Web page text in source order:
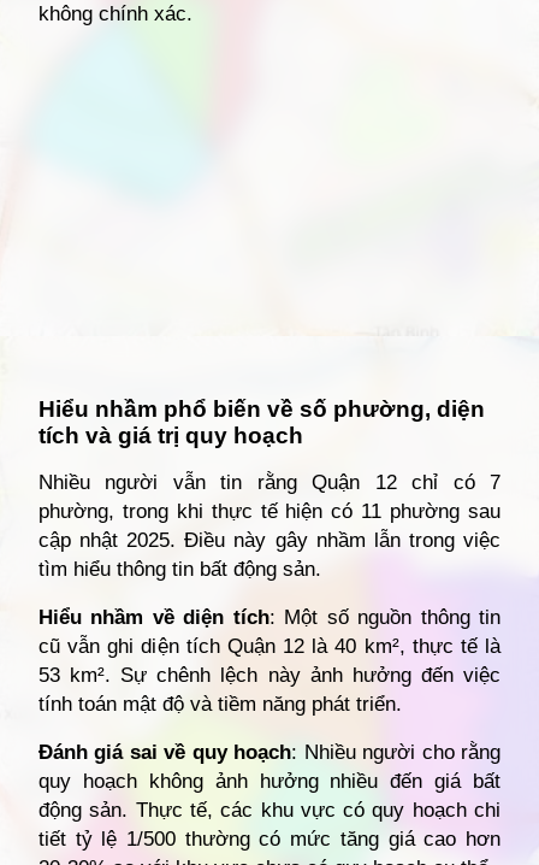
không chính xác.
Hiểu nhầm phổ biến về số phường, diện
tích và giá trị quy hoạch
Nhiều người vẫn tin rằng Quận 12 chỉ có 7
phường, trong khi thực tế hiện có 11 phường sau
cập nhật 2025. Điều này gây nhầm lẫn trong việc
tìm hiểu thông tin bất động sản.
Hiểu nhầm về diện tích: Một số nguồn thông tin
cũ vẫn ghi diện tích Quận 12 là 40 km², thực tế là
53 km². Sự chênh lệch này ảnh hưởng đến việc
tính toán mật độ và tiềm năng phát triển.
Đánh giá sai về quy hoạch: Nhiều người cho rằng
quy hoạch không ảnh hưởng nhiều đến giá bất
động sản. Thực tế, các khu vực có quy hoạch chi
tiết tỷ lệ 1/500 thường có mức tăng giá cao hơn